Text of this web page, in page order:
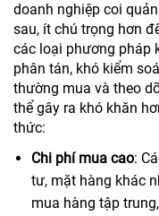
doanh nghiệp coi
sau, ít chú trọng hơn
các loại phương pháp
phân tán, khó kiểm
thường mua và theo
thể gây ra khó khăn
thức:
Chi phí mua cao:
tư, mặt hàng khác
mua hàng tập